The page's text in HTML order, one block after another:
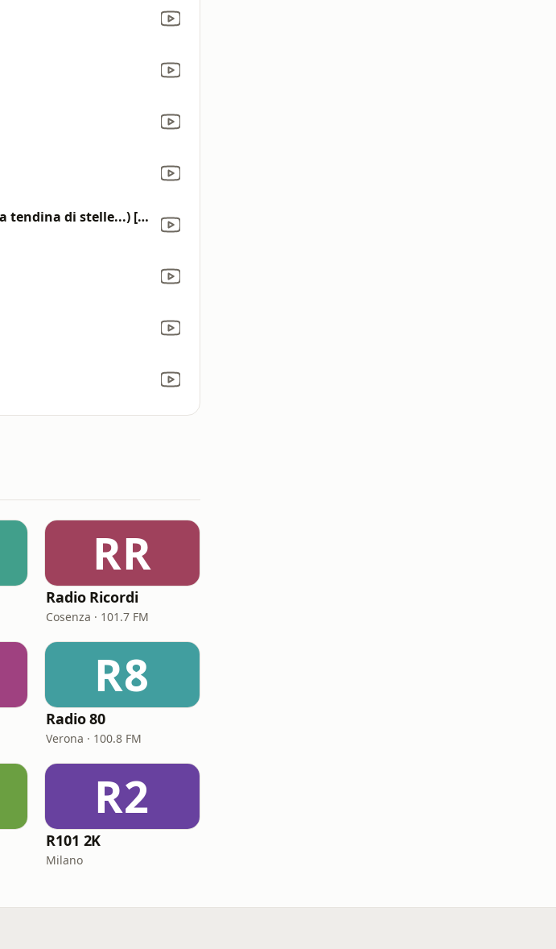
Il mare (Impetuoso al tramonto sali'sulla luna e dietro una tendina di stelle...) [Live 2008]
RR
Radio Ricordi
Cosenza · 101.7 FM
R8
Radio 80
Verona · 100.8 FM
R2
R101 2K
Milano